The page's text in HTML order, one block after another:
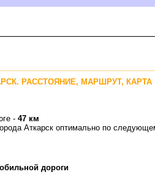
РАССТОЯНИЕ, МАРШРУТ, КАРТА
- 47 км
Аткарск оптимально по
дороги